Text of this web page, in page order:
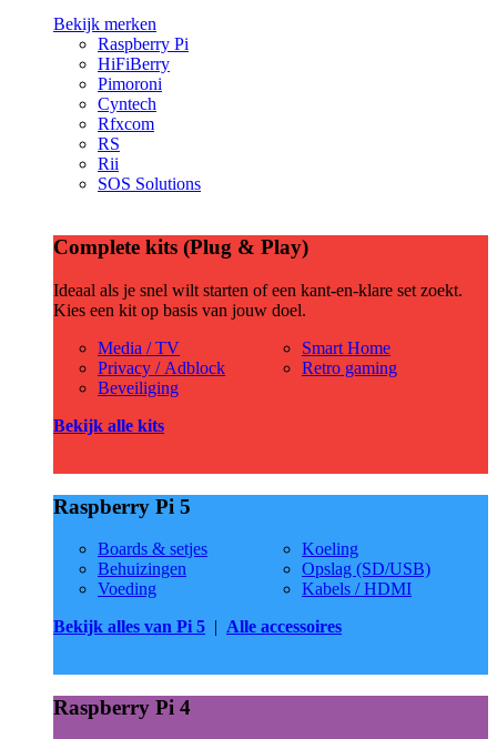
Bekijk merken
Raspberry Pi
HiFiBerry
Pimoroni
Cyntech
Rfxcom
RS
Rii
SOS Solutions
Complete kits (Plug & Play)
Ideaal als je snel wilt starten of een kant-en-klare set zoekt.
Kies een kit op basis van jouw doel.
Media / TV
Privacy / Adblock
Beveiliging
Smart Home
Retro gaming
Bekijk alle kits
Raspberry Pi 5
Boards & setjes
Behuizingen
Voeding
Koeling
Opslag (SD/USB)
Kabels / HDMI
Bekijk alles van Pi 5 | Alle accessoires
Raspberry Pi 4